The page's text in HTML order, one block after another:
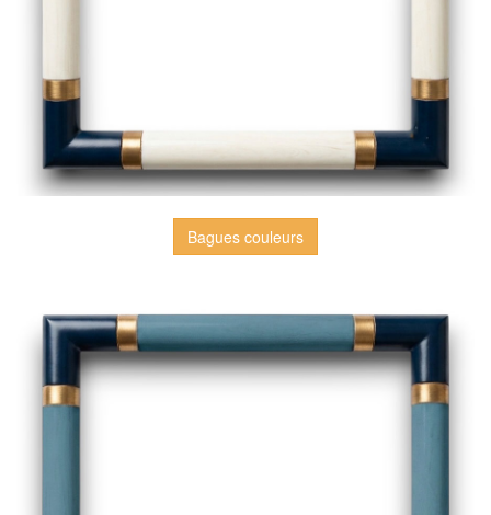
Bagues couleurs